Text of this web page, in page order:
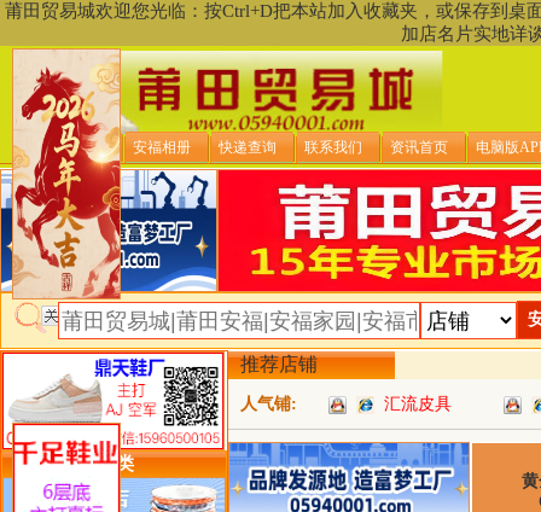
莆田贸易城欢迎您光临：按Ctrl+D把本站加入收藏夹，或保存到
加店名片实地详
贸易城首页 安福相册 快递查询 联系我们 资讯首页 电脑版
类目详细分类
推荐店铺
人气铺: 汇流皮具